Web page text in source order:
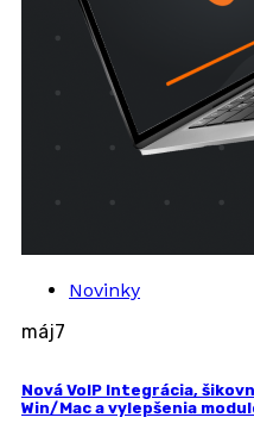
Novinky
máj7
Nová VoIP Integrácia,
Win/Mac a vylepšenia